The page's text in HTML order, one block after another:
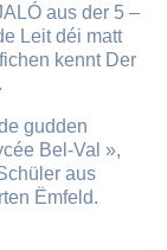
aus der 5 –
Leit déi matt
kennt Der
gudden
Bel-Val »,
aus
Ëmfeld.